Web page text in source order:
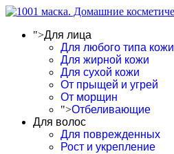
">Для лица
Для любого типа кожи
Для жирной кожи
Для сухой кожи
От прыщей и угрей
От морщин
">Отбеливающие
Для волос
Для поврежденных
Рост и укрепление